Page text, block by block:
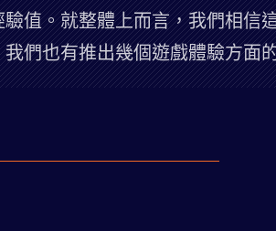
值。就整體上而言，我們相
們也有推出幾個遊戲體驗方面